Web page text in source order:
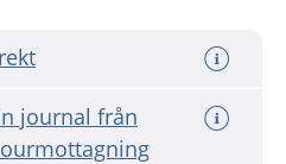
journal från